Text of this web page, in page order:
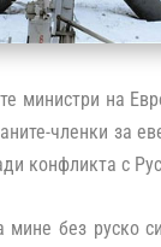
министри на
членки за
конфликта с
без руско